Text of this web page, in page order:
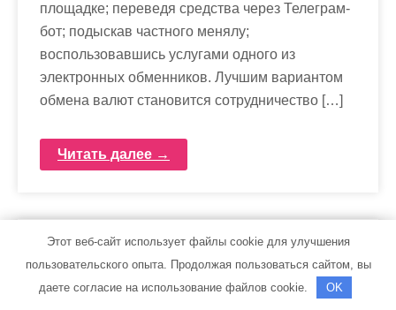
площадке; переведя средства через Телеграм-
бот; подыскав частного менялу;
воспользовавшись услугами одного из
электронных обменников. Лучшим вариантом
обмена валют становится сотрудничество […]
Читать далее →
Этот веб-сайт использует файлы cookie для улучшения
пользовательского опыта. Продолжая пользоваться сайтом, вы
даете согласие на использование файлов cookie.
OK